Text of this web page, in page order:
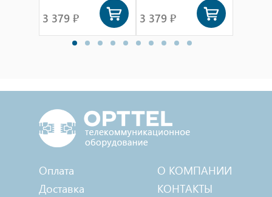
3 379 ₽ 3 379 ₽
Оплата
Доставка
О КОМПАНИИ
КОНТАКТЫ